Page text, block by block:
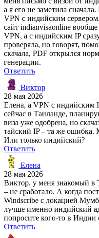
а я его не заметила
VPN с индийским
сайт indianvisaonline
VPN, а с индийским IP
проверяла, но говорят,
скачала, PDF открылся
генерации.
Ответить
Виктор
28 мая 2026
Елена, а VPN с индийским
сейчас в Таиланде,
виза уже одобрена, но
тайский IP – та же ошибка.
Или только индийский?
Ответить
Елена
28 мая 2026
Виктор, у меня знакомый в
– не сработало. А когда
Windscribe с локацией
лучше именно индийский
попросите кого-то в Индии
Ответить